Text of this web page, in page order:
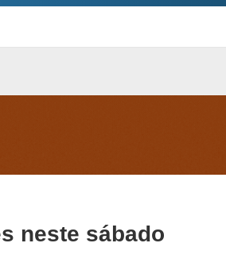
neste sábado